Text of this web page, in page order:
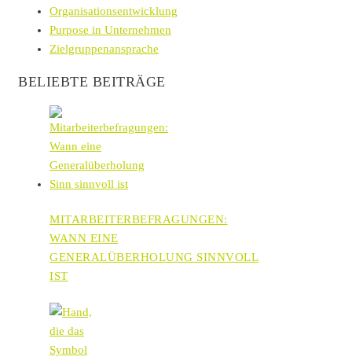
Organisationsentwicklung
Purpose in Unternehmen
Zielgruppenansprache
BELIEBTE BEITRÄGE
MITARBEITERBEFRAGUNGEN:
WANN EINE
GENERALÜBERHOLUNG SINNVOLL
IST